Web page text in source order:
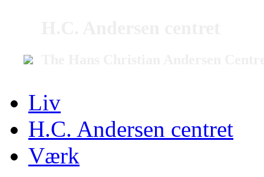
Liv
H.C. Andersen centret
Værk